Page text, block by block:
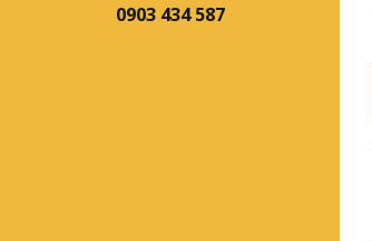
0903 434 587